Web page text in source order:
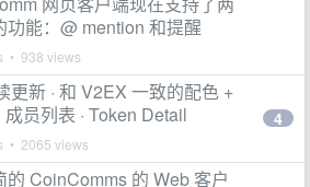
能：@ mention 和提醒
• 938 views
更新 · 和 V2EX 一致的配色 +
成员列表 · Token Detail
• 2065 views
4
CoinComms 的 Web 客户